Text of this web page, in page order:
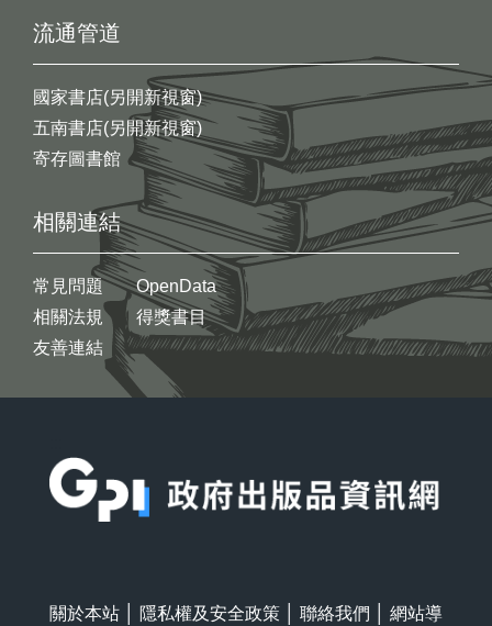
流通管道
國家書店(另開新視窗)
五南書店(另開新視窗)
寄存圖書館
相關連結
常見問題
相關法規
友善連結
OpenData
得獎書目
關於本站 隱私權及安全政策 聯絡我們
網站導